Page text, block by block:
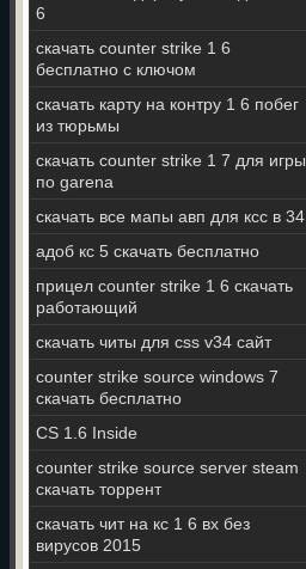
6
скачать counter strike 1 6
бесплатно с ключом
скачать карту на контру 1 6 побег
из тюрьмы
скачать counter strike 1 7 для игры
по garena
скачать все мапы авп для ксс в 34
адоб кс 5 скачать бесплатно
прицел counter strike 1 6 скачать
работающий
скачать читы для css v34 сайт
counter strike source windows 7
скачать бесплатно
CS 1.6 Inside
counter strike source server steam
скачать торрент
скачать чит на кс 1 6 вх без
вирусов 2015